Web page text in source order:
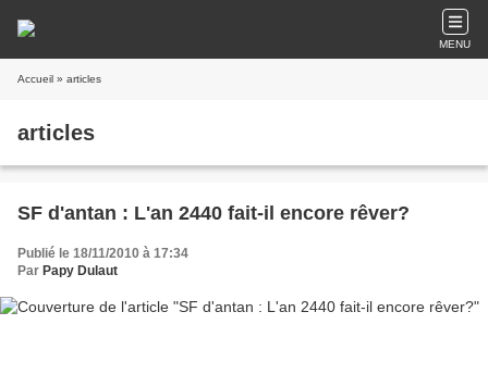
MENU
Accueil » articles
articles
SF d'antan : L'an 2440 fait-il encore rêver?
Publié le 18/11/2010 à 17:34
Par Papy Dulaut